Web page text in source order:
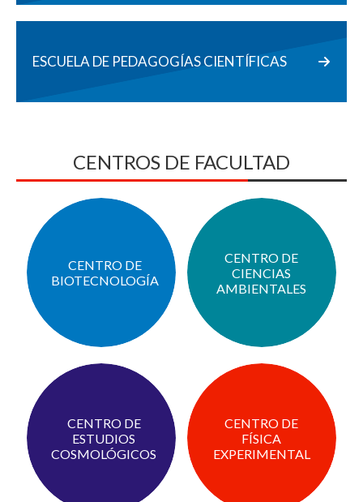
ESCUELA DE PEDAGOGÍAS CIENTÍFICAS
CENTROS DE FACULTAD
CENTRO DE
BIOTECNOLOGÍA
CENTRO DE
CIENCIAS
AMBIENTALES
CENTRO DE
ESTUDIOS
COSMOLÓGICOS
CENTRO DE
FÍSICA
EXPERIMENTAL